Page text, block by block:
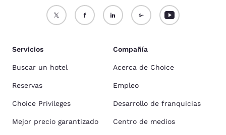
Servicios
Buscar un hotel
Reservas
Choice Privileges
Mejor precio garantizado
Compañía
Acerca de Choice
Empleo
Desarrollo de franquicias
Centro de medios